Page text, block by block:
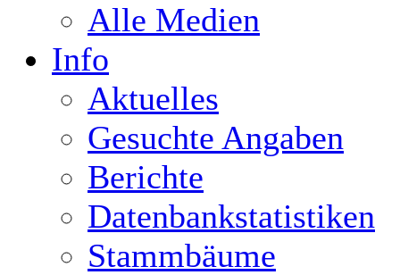
Alle Medien
Info
Aktuelles
Gesuchte Angaben
Berichte
Datenbankstatistiken
Stammbäume